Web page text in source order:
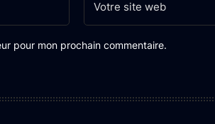
pour mon prochain commentaire.